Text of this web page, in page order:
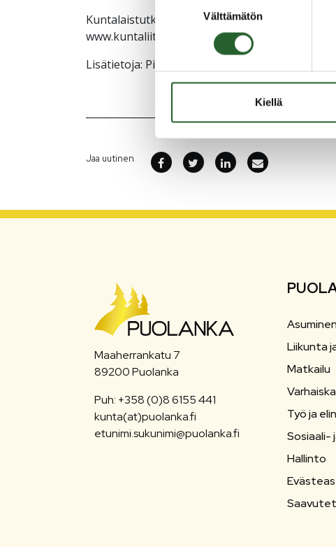
valinta
Välttämätön
Kiellä
Kuntalaistutkimus 2024-kyselystä ja
www.kuntaliitto.fi/kuntalaistutkimus2024.
Lisätietoja: Piia Heikkinen, hallintojohtaja, p.
Jaa uutinen
Maaherrankatu 7
89200 Puolanka
Puh: +358 (0)8 6155 441
kunta(at)puolanka.fi
etunimi.sukunimi@puolanka.fi
Liikunta
Matkailu
Työ ja
Sosiaali-
Hallinto